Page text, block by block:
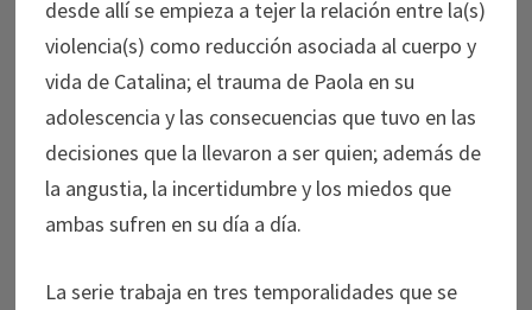
desde allí se empieza a tejer la relación entre la(s)
violencia(s) como reducción asociada al cuerpo y
vida de Catalina; el trauma de Paola en su
adolescencia y las consecuencias que tuvo en las
decisiones que la llevaron a ser quien; además de
la angustia, la incertidumbre y los miedos que
ambas sufren en su día a día.
La serie trabaja en tres temporalidades que se